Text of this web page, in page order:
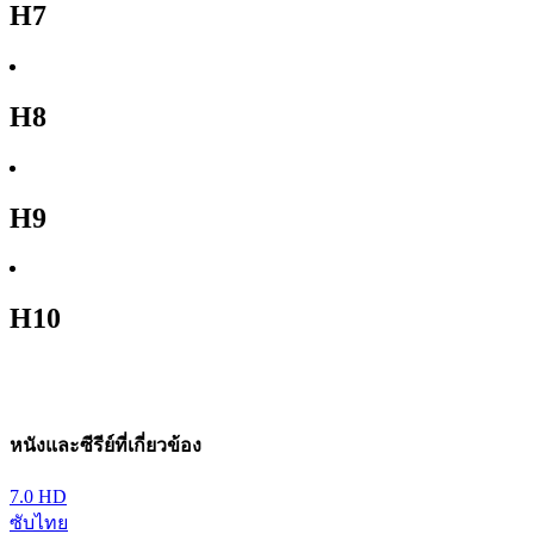
H7
H8
H9
H10
หนังและซีรีย์ที่เกี่ยวข้อง
7.0 HD
ซับไทย